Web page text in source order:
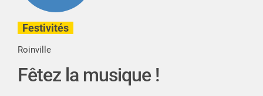
Festivités
Roinville
Fêtez la musique !